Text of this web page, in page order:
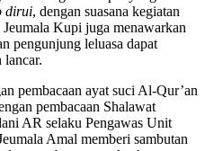
dirui, dengan suasana kegiatan
Kupi juga menawarkan
pengunjung leluasa dapat
lancar.
pembacaan ayat suci Al-Qur’an
pembacaan Shalawat
AR selaku Pengawas Unit
Amal memberi sambutan